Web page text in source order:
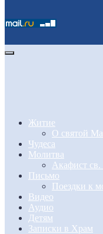
Житие
О святой
Чудеса
Молитва
Акафист
Письмо
Поездки к
Видео
Аудио
Детям
Записки в Храм